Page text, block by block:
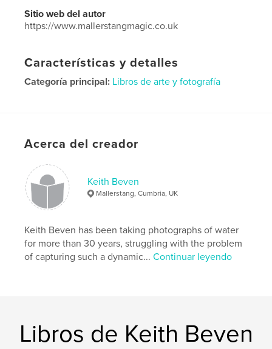
Sitio web del autor
https://www.mallerstangmagic.co.uk
Características y detalles
Categoría principal: Libros de arte y fotografía
IdiomaEnglish
Palabras clave
Infrared Infra-red ,
Acerca del creador
Keith Beven
Mallerstang, Cumbria, UK
Keith Beven has been taking photographs of water
for more than 30 years, struggling with the problem
of capturing such a dynamic...Continuar leyendo
Libros de Keith Beven